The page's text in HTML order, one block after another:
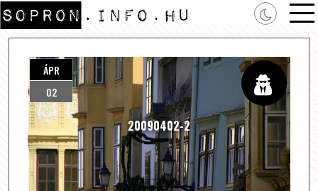
20090402-2
ÁPR
02